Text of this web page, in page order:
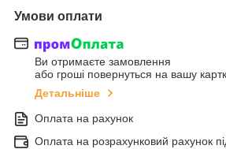
Умови оплати
Ви отримаєте замовлення
або гроші повернуться на вашу
Детальніше
Оплата на рахунок
Оплата на розрахунковий рахунок